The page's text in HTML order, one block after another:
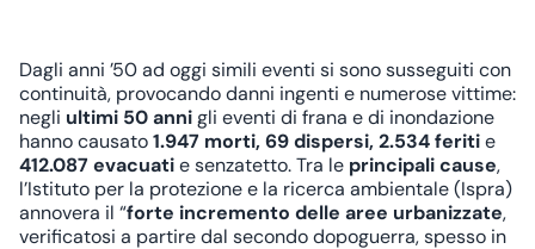
Dagli anni ’50 ad oggi simili eventi si sono susseguiti con
continuità, provocando danni ingenti e numerose vittime:
negli ultimi 50 annigli eventi di frana e di inondazione
hanno causato1.947 morti, 69 dispersi, 2.534 feritie
412.087 evacuatie senzatetto. Tra le principali cause,
l’Istituto per la protezione e la ricerca ambientale (Ispra)
annovera il “forte incremento delle aree urbanizzate,
verificatosi a partire dal secondo dopoguerra, spesso in